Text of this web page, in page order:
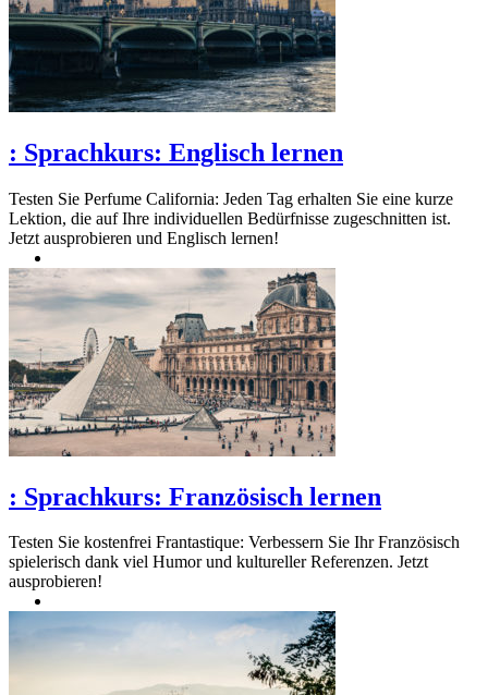
: Sprachkurs: Englisch lernen
Testen Sie Perfume California: Jeden Tag erhalten Sie eine kurze
Lektion, die auf Ihre individuellen Bedürfnisse zugeschnitten ist.
Jetzt ausprobieren und Englisch lernen!
: Sprachkurs: Französisch lernen
Testen Sie kostenfrei Frantastique: Verbessern Sie Ihr Französisch
spielerisch dank viel Humor und kultureller Referenzen. Jetzt
ausprobieren!